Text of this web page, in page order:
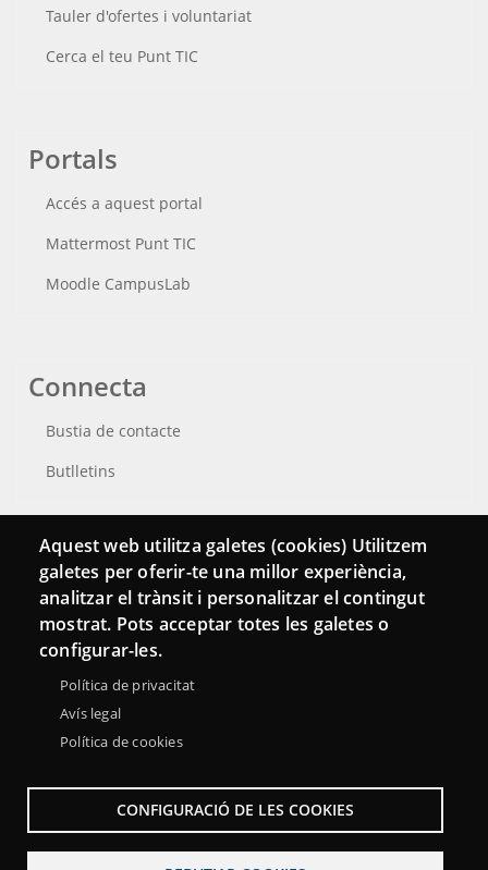
Tauler d'ofertes i voluntariat
Cerca el teu Punt TIC
Portals
Accés a aquest portal
Mattermost Punt TIC
Moodle CampusLab
Connecta
Bustia de contacte
Butlletins
Aquest web utilitza galetes (cookies) Utilitzem
galetes per oferir-te una millor experiència,
analitzar el trànsit i personalitzar el contingut
mostrat. Pots acceptar totes les galetes o
configurar-les.
Política de privacitat
Avís legal
Política de cookies
CONFIGURACIÓ DE LES COOKIES
Footer
Mapa web